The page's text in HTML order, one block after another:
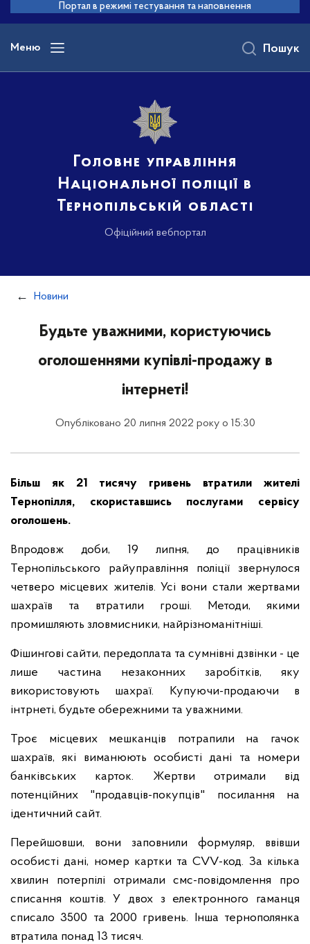
основного
вмісту
Портал в режимі тестування та наповнення
Меню
Головне управління
Національної поліції в
Тернопільській області
Офіційний вебпортал
Пошук
Новини
Будьте уважними, користуючись
оголошеннями купівлі-продажу в
інтернеті!
Опубліковано 20 липня 2022 року о 15:30
Більш як 21 тисячу гривень втратили жителі
Тернопілля, скориставшись послугами сервісу
оголошень.
Впродовж доби, 19 липня, до працівників
Тернопільського райуправління поліції звернулося
четверо місцевих жителів. Усі вони стали жертвами
шахраїв та втратили гроші. Методи, якими
промишляють зловмисники, найрізноманітніші.
Фішингові сайти, передоплата та сумнівні дзвінки - це
лише частина незаконних заробітків, яку
використовують шахраї. Купуючи-продаючи в
інтрнеті, будьте обережними та уважними.
Троє місцевих мешканців потрапили на гачок
шахраїв, які виманюють особисті дані та номери
банківських карток. Жертви отримали від
потенційних "продавців-покупців" посилання на
ідентичний сайт.
Перейшовши, вони заповнили формуляр, ввівши
особисті дані, номер картки та CVV-код. За кілька
хвилин потерпілі отримали смс-повідомлення про
списання коштів. У двох з електронного гаманця
списало 3500 та 2000 гривень. Інша тернополянка
втратила понад 13 тисяч.